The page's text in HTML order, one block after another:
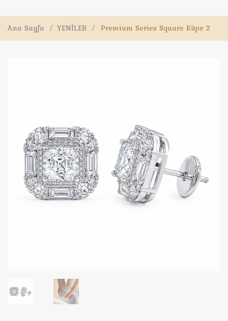
Ana Sayfa / YENİLER / Premium Series Square Küpe 2